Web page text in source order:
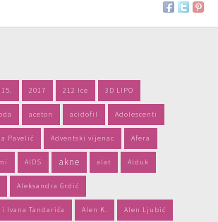
2017 212 Ice 3D LIPO
aceton acidofil Adolescenti
Pavelić Adventski vijenac Afera
AIDS akne alat Alduk
Aleksandra Grdić
Ivana Tandarića Alen K. Alen Ljubić